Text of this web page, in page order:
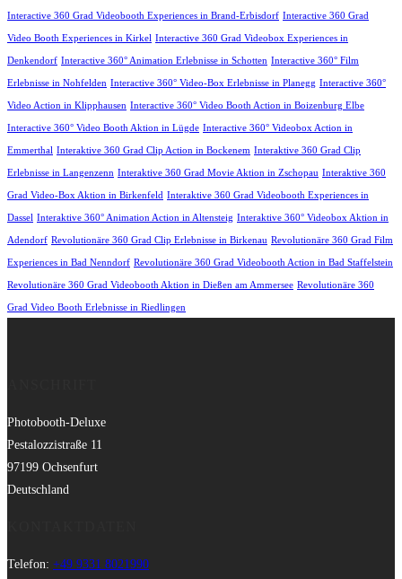
Interactive 360 Grad Videobooth Experiences in Brand-Erbisdorf Interactive 360 Grad
Video Booth Experiences in Kirkel Interactive 360 Grad Videobox Experiences in
Denkendorf Interactive 360° Animation Erlebnisse in Schotten Interactive 360° Film
Erlebnisse in Nohfelden Interactive 360° Video-Box Erlebnisse in Planegg Interactive 360°
Video Action in Klipphausen Interactive 360° Video Booth Action in Boizenburg Elbe
Interactive 360° Video Booth Aktion in Lügde Interactive 360° Videobox Action in
Emmerthal Interaktive 360 Grad Clip Action in Bockenem Interaktive 360 Grad Clip
Erlebnisse in Langenzenn Interaktive 360 Grad Movie Aktion in Zschopau Interaktive 360
Grad Video-Box Aktion in Birkenfeld Interaktive 360 Grad Videobooth Experiences in
Dassel Interaktive 360° Animation Action in Altensteig Interaktive 360° Videobox Aktion in
Adendorf Revolutionäre 360 Grad Clip Erlebnisse in Birkenau Revolutionäre 360 Grad Film
Experiences in Bad Nenndorf Revolutionäre 360 Grad Videobooth Action in Bad Staffelstein
Revolutionäre 360 Grad Videobooth Aktion in Dießen am Ammersee Revolutionäre 360
Grad Video Booth Erlebnisse in Riedlingen
Photobooth-Deluxe
Pestalozzistraße 11
97199 Ochsenfurt
Deutschland
Telefon: +49 9331 8021990